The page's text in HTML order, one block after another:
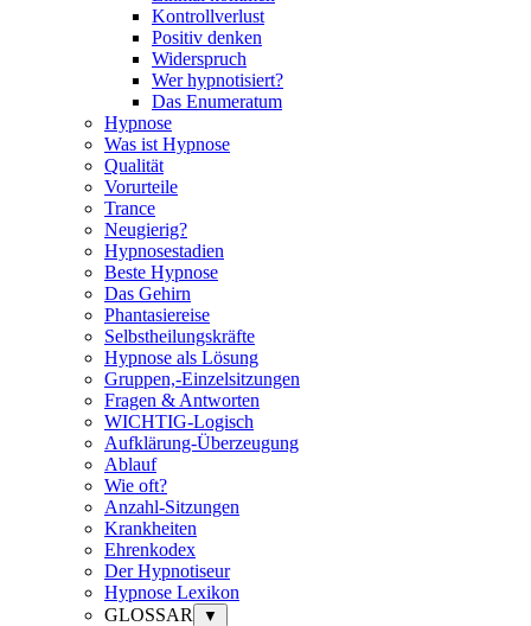
Kontrollverlust
Positiv denken
Widerspruch
Wer hypnotisiert?
Das Enumeratum
Hypnose
Was ist Hypnose
Qualität
Vorurteile
Trance
Neugierig?
Hypnosestadien
Beste Hypnose
Das Gehirn
Phantasiereise
Selbstheilungskräfte
Hypnose als Lösung
Gruppen,-Einzelsitzungen
Fragen & Antworten
WICHTIG-Logisch
Aufklärung-Überzeugung
Ablauf
Wie oft?
Anzahl-Sitzungen
Krankheiten
Ehrenkodex
Der Hypnotiseur
Hypnose Lexikon
GLOSSAR
▼